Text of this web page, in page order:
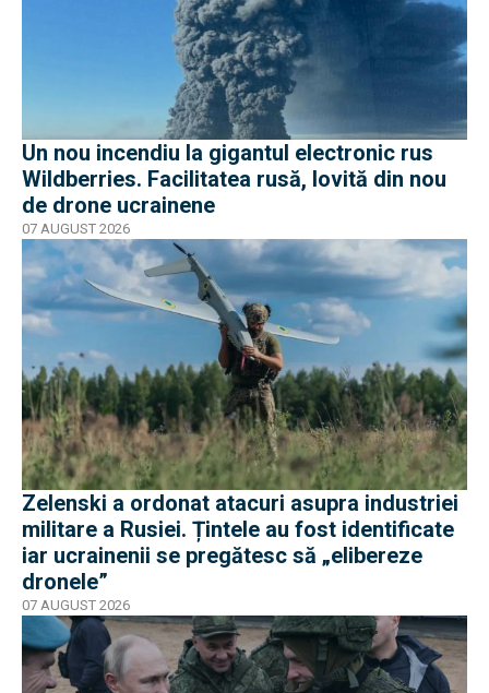
Un nou incendiu la gigantul electronic rus
Wildberries. Facilitatea rusă, lovită din nou
de drone ucrainene
07 AUGUST 2026
Zelenski a ordonat atacuri asupra industriei
militare a Rusiei. Țintele au fost identificate
iar ucrainenii se pregătesc să „elibereze
dronele”
07 AUGUST 2026